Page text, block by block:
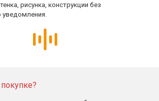
рисунка, конструкции без
уведомления.